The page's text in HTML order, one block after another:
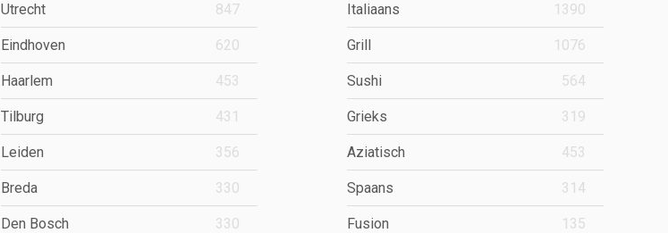
Utrecht 847
Eindhoven 620
Haarlem 453
Tilburg 431
Leiden 356
Breda 330
Den Bosch 330
Italiaans 1390
Grill 1076
Sushi 564
Grieks 319
Aziatisch 453
Spaans 314
Fusion 135